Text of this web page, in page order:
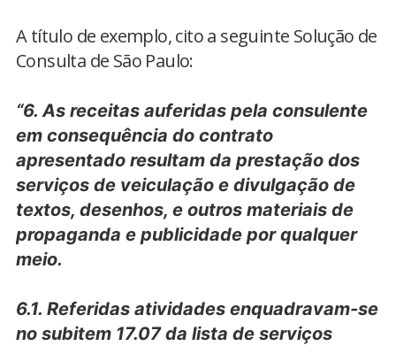
A título de exemplo, cito a seguinte Solução de
Consulta de São Paulo:
“6. As receitas auferidas pela consulente
em consequência do contrato
apresentado resultam da prestação dos
serviços de veiculação e divulgação de
textos, desenhos, e outros materiais de
propaganda e publicidade por qualquer
meio.
6.1. Referidas atividades enquadravam-se
no subitem 17.07 da lista de serviços